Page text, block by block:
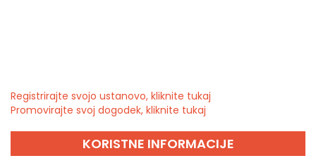
Registrirajte svojo ustanovo, kliknite tukaj
Promovirajte svoj dogodek, kliknite tukaj
KORISTNE INFORMACIJE